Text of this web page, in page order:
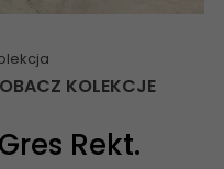
KOLEKCJE
Rekt.